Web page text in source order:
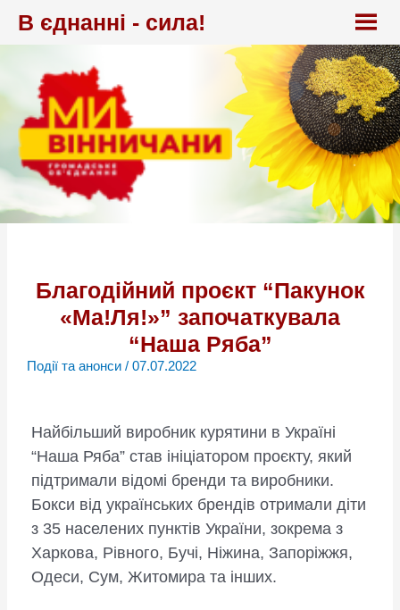
В єднанні - сила!
Благодійний проєкт “Пакунок
«Ма!Ля!»” започаткувала
“Наша Ряба”
Події та анонси/ 07.07.2022
Найбільший виробник курятини в Україні
“Наша Ряба” став ініціатором проєкту, який
підтримали відомі бренди та виробники.
Бокси від українських брендів отримали діти
з 35 населених пунктів України, зокрема з
Харкова, Рівного, Бучі, Ніжина, Запоріжжя,
Одеси, Сум, Житомира та інших.